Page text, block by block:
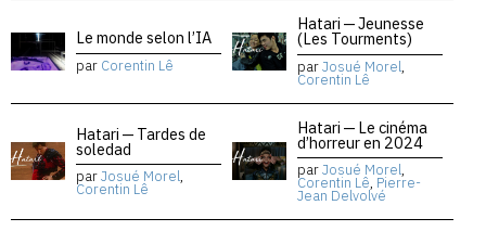
Le monde selon l’IA
par Corentin Lê
Hatari — Jeunesse
(Les Tourments)
parJosué Morel,
Corentin Lê
Hatari — Tardes de
soledad
parJosué Morel,
Corentin Lê
Hatari — Le cinéma
d’horreur en 2024
parJosué Morel,
Corentin Lê, Pierre-
Jean Delvolvé